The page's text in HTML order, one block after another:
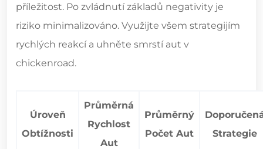
příležitost. Po zvládnutí základů negativity je
riziko minimalizováno. Využijte všem strategijím
rychlých reakcí a uhněte smrstí aut v
chickenroad.
Úroveň
Obtížnosti
Průměrná
Rychlost
Aut
Průměrný
Počet Aut
Strategie